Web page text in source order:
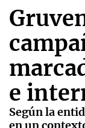
e
Según la